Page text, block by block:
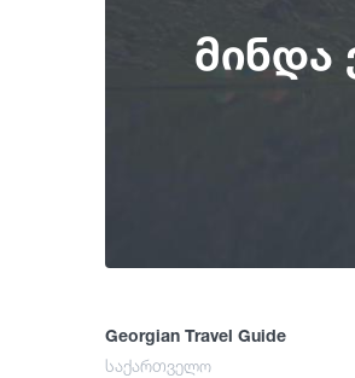
მინდა
Georgian Travel Guide
საქართველო